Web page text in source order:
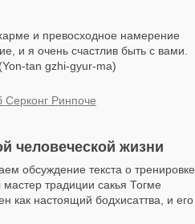
и превосходное намерение
и я очень счастлив быть с вами.
tan gzhi-gyur-ma)
Ринпоче
человеческой жизни
обсуждение текста о тренировке
традиции сакья Тогме
как настоящий бодхисаттва, и его